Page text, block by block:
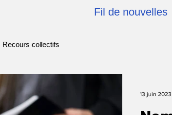
Fil de nouvelles
Recours collectifs
13 juin 2023